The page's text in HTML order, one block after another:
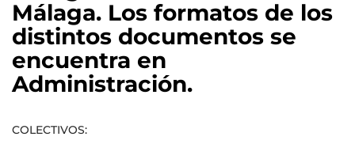
Málaga. Los formatos de los
distintos documentos se
encuentra en
Administración.
COLECTIVOS: